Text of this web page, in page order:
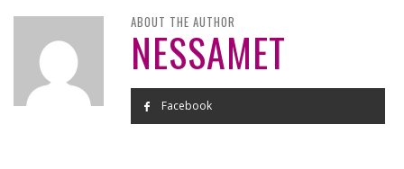
ABOUT THE AUTHOR
NESSAMET
Facebook